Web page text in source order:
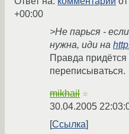
+00:00
>Не парься -
нужна, иди на
Правда
переписываться.
mikhail ☆
30.04.2005
Ссылка